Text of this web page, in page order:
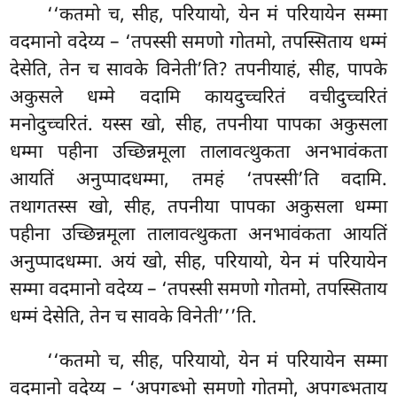
‘‘कतमो च, सीह, परियायो, येन मं परियायेन सम्मा
वदमानो वदेय्य – ‘तपस्सी समणो गोतमो, तपस्सिताय धम्मं
देसेति, तेन च सावके विनेती’ति? तपनीयाहं, सीह, पापके
अकुसले धम्मे वदामि कायदुच्चरितं वचीदुच्चरितं
मनोदुच्चरितं. यस्स खो, सीह, तपनीया पापका अकुसला
धम्मा पहीना उच्छिन्नमूला तालावत्थुकता अनभावंकता
आयतिं अनुप्पादधम्मा, तमहं ‘तपस्सी’ति वदामि.
तथागतस्स खो, सीह, तपनीया पापका अकुसला धम्मा
पहीना उच्छिन्नमूला तालावत्थुकता अनभावंकता आयतिं
अनुप्पादधम्मा. अयं खो, सीह, परियायो, येन मं परियायेन
सम्मा वदमानो वदेय्य – ‘तपस्सी समणोगोतमो, तपस्सिताय
धम्मं देसेति, तेन च सावके विनेती’’’ति.
‘‘कतमो च, सीह, परियायो, येन मं परियायेन सम्मा
वदमानो वदेय्य – ‘अपगब्भो समणो गोतमो, अपगब्भताय